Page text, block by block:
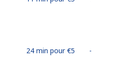
24 min pour ⁦€5⁩ -